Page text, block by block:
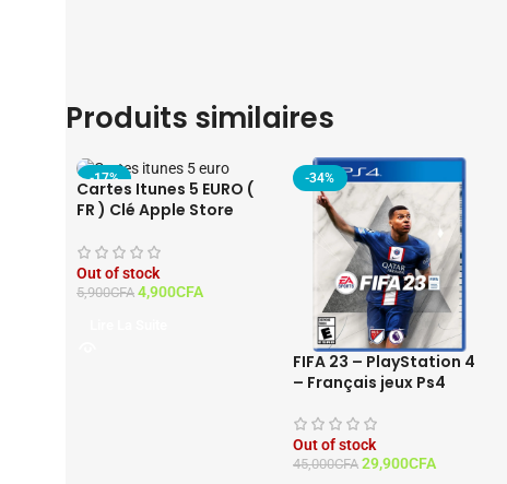
Produits similaires
-17%
Cartes Itunes 5 EURO (
FR ) Clé Apple Store
Out of stock
5,900CFA 4,900CFA
-34%
FIFA 23 – PlayStation 4
– Français jeux Ps4
Out of stock
45,000CFA 29,900CFA